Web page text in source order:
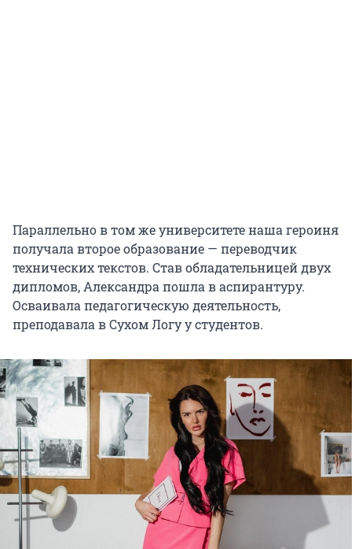
Параллельно в том же университете наша героиня
получала второе образование — переводчик
технических текстов. Став обладательницей двух
дипломов, Александра пошла в аспирантуру.
Осваивала педагогическую деятельность,
преподавала в Сухом Логу у студентов.